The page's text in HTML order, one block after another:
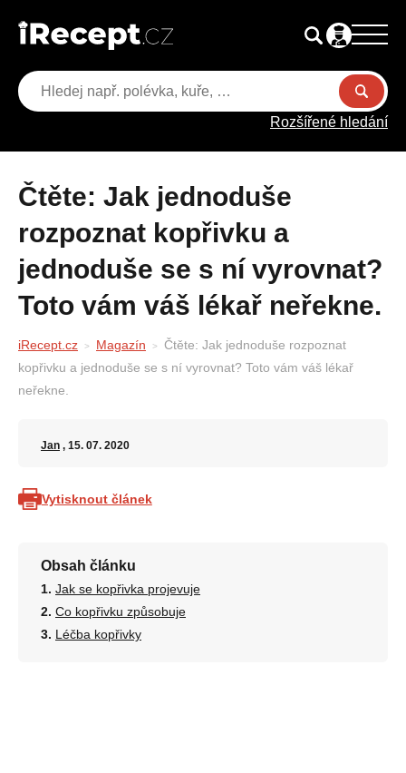
Rozšířené hledání
Čtěte: Jak jednoduše
rozpoznat kopřivku a
jednoduše se s ní vyrovnat?
Toto vám váš lékař neřekne.
iRecept.cz Magazín
Čtěte: Jak jednoduše rozpoznat
kopřivku a jednoduše se s ní vyrovnat? Toto vám váš lékař
neřekne.
Jan , 15. 07. 2020
Vytisknout článek
Obsah článku
Jak se kopřivka projevuje
Co kopřivku způsobuje
Léčba kopřivky